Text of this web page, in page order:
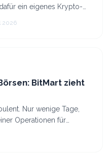
ein eigenes Krypto-
kommt, dass viele
2026
BitMart zieht
Nur wenige Tage,
Operationen für
hat, zieht nun die